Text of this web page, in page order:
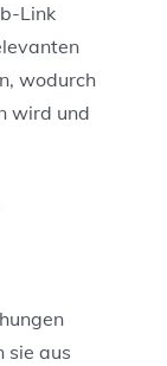
Link
wodurch
wird und
sie aus